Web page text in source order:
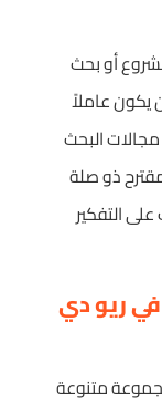
أو بحث
يكون عاملاً
البحث
ذو صلة
التفكير
في ريو دي
متنوعة